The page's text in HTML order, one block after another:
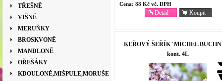
TŘEŠNĚ
VIŠNĚ
MERUŇKY
BROSKVONĚ
MANDLONĚ
OŘEŠÁKY
KDOULONĚ,MIŠPULE,MORUŠE
Cena: 88 Kč vč. DPH
Koupit
Detail
KEŘOVÝ ŠEŘÍK ´MICHEL
kont. 4L